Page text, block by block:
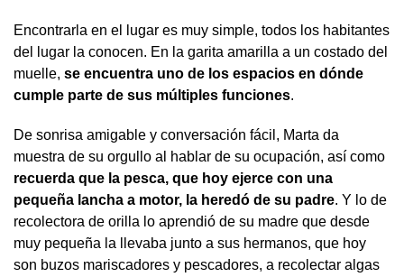
Encontrarla en el lugar es muy simple, todos los habitantes
del lugar la conocen. En la garita amarilla a un costado del
muelle, se encuentra uno de los espacios en dónde
cumple parte de sus múltiples funciones.
De sonrisa amigable y conversación fácil, Marta da
muestra de su orgullo al hablar de su ocupación, así como
recuerda que la pesca, que hoy ejerce con una
pequeña lancha a motor, la heredó de su padre. Y lo de
recolectora de orilla lo aprendió de su madre que desde
muy pequeña la llevaba junto a sus hermanos, que hoy
son buzos mariscadores y pescadores, a recolectar algas